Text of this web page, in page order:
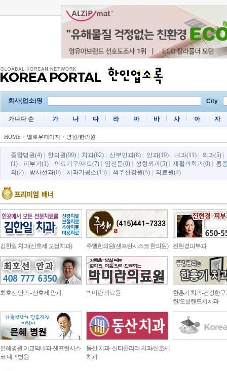
회사(업소)명 City
가나다 순 가 나 다 라 마 바 사 아 자
HOME > 옐로우페이지 > 병원/한의원
종합병원(4) 한의원(99) 치과(82) 산부인과(8) 안과(19) 내과(11) 외과(5)
(1)
피부과(1) 의료기구/재료(7) 암전문(0) 성형외과(5) 재활의학과(0)
통
의(2)
방사선과(0) 치과기공소(13) 척추신경원(5) 의료원(4)
김한일 치과(산호세 교정치과) 주행한의원(샌프란시스코 한의원) 진현경피부과
최호선 안과 - 산호세 안과 박미란 의료원
한홍기 치과-건강한
란/오클랜드치치과
은혜병원 이교덕내과-샌프란시스
코 내과병원
동산 치과- 산타클라라 치과/산호세
치과